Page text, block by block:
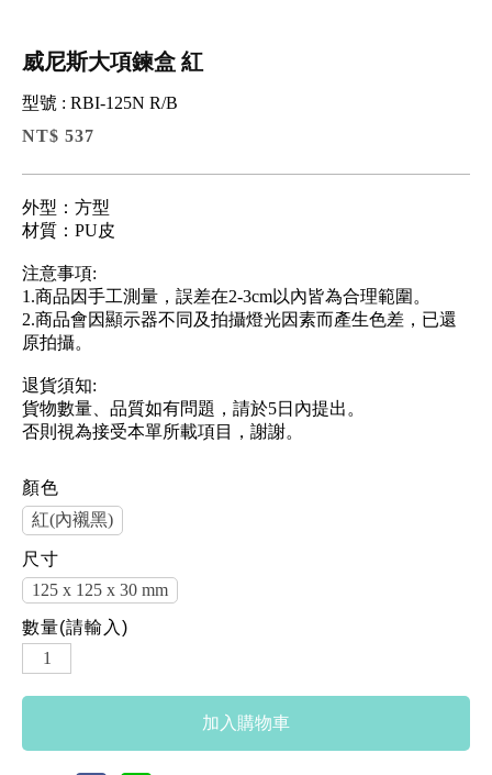
威尼斯大項鍊盒 紅
型號 : RBI-125N R/B
NT$ 537
外型：方型
材質：PU皮
注意事項:
1.商品因手工測量，誤差在2-3cm以內皆為合理範圍。
2.商品會因顯示器不同及拍攝燈光因素而產生色差，已還
原拍攝。
退貨須知:
貨物數量、品質如有問題，請於5日內提出。
否則視為接受本單所載項目，謝謝。
顏色
紅(內襯黑)
尺寸
125 x 125 x 30 mm
數量(請輸入)